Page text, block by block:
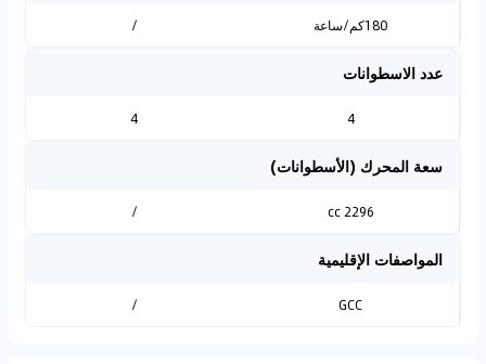
180كم/ساعة /
عدد الاسطوانات
4
4
سعة المحرك (الأسطوانات)
2296 cc
/
المواصفات الإقليمية
GCC
/